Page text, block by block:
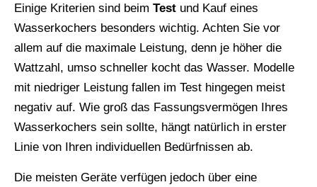
Einige Kriterien sind beim Test und Kauf eines
Wasserkochers besonders wichtig. Achten Sie vor
allem auf die maximale Leistung, denn je höher die
Wattzahl, umso schneller kocht das Wasser. Modelle
mit niedriger Leistung fallen im Test hingegen meist
negativ auf. Wie groß das Fassungsvermögen Ihres
Wasserkochers sein sollte, hängt natürlich in erster
Linie von Ihren individuellen Bedürfnissen ab.
Die meisten Geräte verfügen jedoch über eine